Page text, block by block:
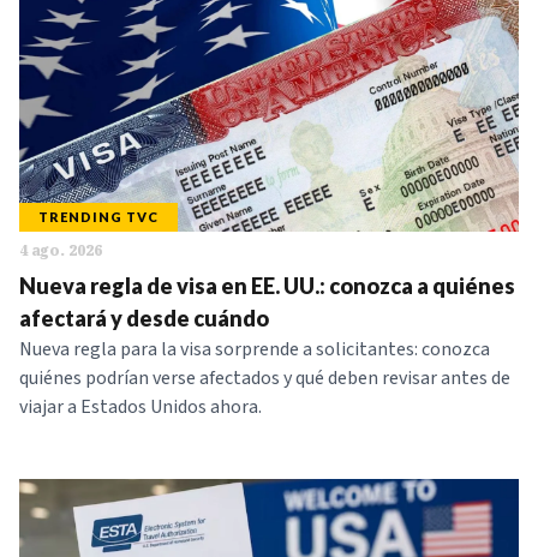
IR
Categorias:
NOTICIAS
SERIES
TRENDING TVC
4 ago. 2026
Nueva regla de visa en EE. UU.: conozca a quiénes
afectará y desde cuándo
Nueva regla para la visa sorprende a solicitantes: conozca
quiénes podrían verse afectados y qué deben revisar antes de
viajar a Estados Unidos ahora.